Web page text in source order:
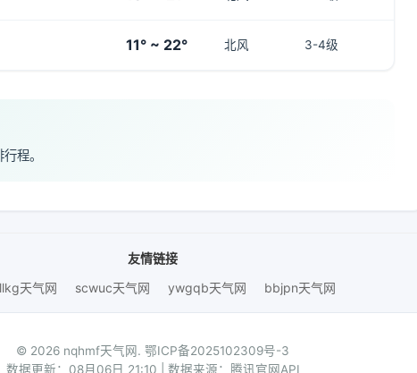
11° ~ 22° 北风 3-4级
程。
友情链接
天气网
scwuc天气网 ywgqb天气网 bbjpn天气网
© 2026 nqhmf天气网. 鄂ICP备2025102309号-3
数据更新：08月06日 21:10 | 数据来源：腾讯官网API